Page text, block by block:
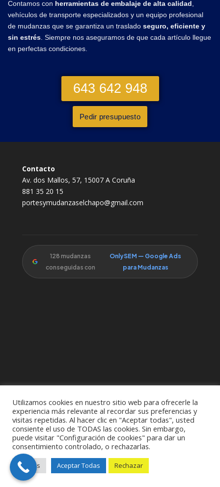
Contamos con herramientas de embalaje de alta calidad
vehículos de transporte especializados y un equipo profesional
de mudanzas que se garantiza un traslado seguro, eficiente y
sin estrés . Siempre nos aseguramos de que cada artículo llegue
en perfectas condiciones.
643 642 948
Pedir presupuesto
Contacto
Av. dos Mallos, 57, 15007 A Coruña
881 35 20 15
portesymudanzaselchapo@gmail.com
128 mudanzas
conseguidas con
OnlySEM — Google Ads
para Mudanzas
Aviso Legal|Política de Privacidad
Cookies
Utilizamos cookies en nuestro sitio web para ofrecerle la
experiencia más relevante al recordar sus preferencias y
visitas repetidas. Al hacer clic en "Aceptar todas", usted
consiente el uso de TODAS las cookies. Sin embargo,
puede visitar "Configuración de cookies" para dar un
consentimiento controlado, o rechazarlas.
Ajustes Aceptar Todas Rechazar